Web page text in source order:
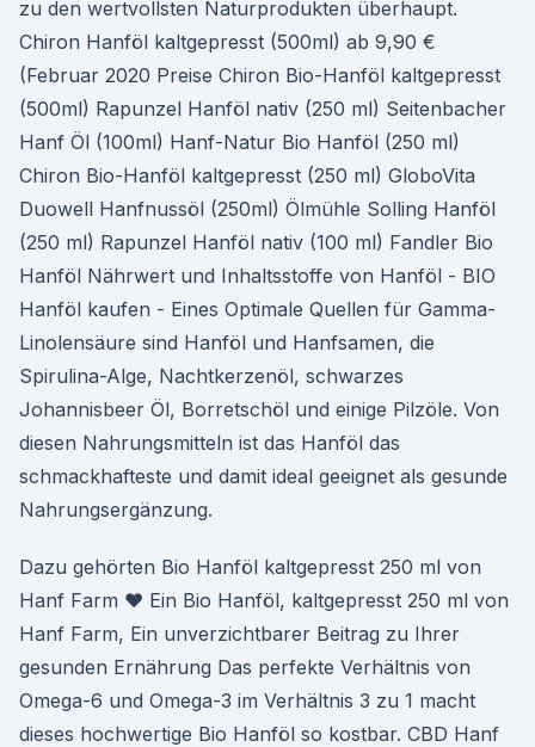
zu den wertvollsten Naturprodukten überhaupt.
Chiron Hanföl kaltgepresst (500ml) ab 9,90 €
(Februar 2020 Preise Chiron Bio-Hanföl kaltgepresst
(500ml) Rapunzel Hanföl nativ (250 ml) Seitenbacher
Hanf Öl (100ml) Hanf-Natur Bio Hanföl (250 ml)
Chiron Bio-Hanföl kaltgepresst (250 ml) GloboVita
Duowell Hanfnussöl (250ml) Ölmühle Solling Hanföl
(250 ml) Rapunzel Hanföl nativ (100 ml) Fandler Bio
Hanföl Nährwert und Inhaltsstoffe von Hanföl - BIO
Hanföl kaufen - Eines Optimale Quellen für Gamma-
Linolensäure sind Hanföl und Hanfsamen, die
Spirulina-Alge, Nachtkerzenöl, schwarzes
Johannisbeer Öl, Borretschöl und einige Pilzöle. Von
diesen Nahrungsmitteln ist das Hanföl das
schmackhafteste und damit ideal geeignet als gesunde
Nahrungsergänzung.
Dazu gehörten Bio Hanföl kaltgepresst 250 ml von
Hanf Farm ♥ Ein Bio Hanföl, kaltgepresst 250 ml von
Hanf Farm, Ein unverzichtbarer Beitrag zu Ihrer
gesunden Ernährung Das perfekte Verhältnis von
Omega-6 und Omega-3 im Verhältnis 3 zu 1 macht
dieses hochwertige Bio Hanföl so kostbar. CBD Hanf